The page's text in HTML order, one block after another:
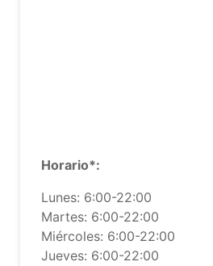
Horario*:
Lunes: 6:00-22:00
Martes: 6:00-22:00
Miércoles: 6:00-22:00
Jueves: 6:00-22:00